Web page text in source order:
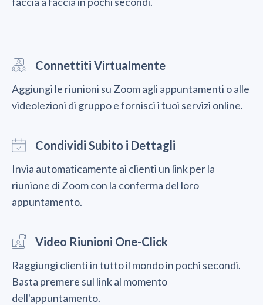
Connettiti Virtualmente
Aggiungi le riunioni su Zoom agli appuntamenti o alle
videolezioni di gruppo e fornisci i tuoi servizi online.
Condividi Subito i Dettagli
Invia automaticamente ai clienti un link per la
riunione di Zoom con la conferma del loro
appuntamento.
Video Riunioni One-Click
Raggiungi clienti in tutto il mondo in pochi secondi.
Basta premere sul link al momento
dell'appuntamento.